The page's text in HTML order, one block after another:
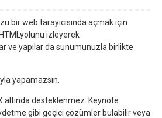
bir web tarayıcısında açmak için
izleyerek
ve yapılar da sunumunuzla birlikte
yapamazsın.
altında desteklenmez. Keynote
gibi geçici çözümler bulabilir veya